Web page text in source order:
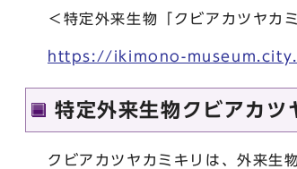
＜特定外来生物「クビアカツヤカ
https://ikimono-
特定外来生物クビアカツ
クビアカツヤカミキリは、外来生